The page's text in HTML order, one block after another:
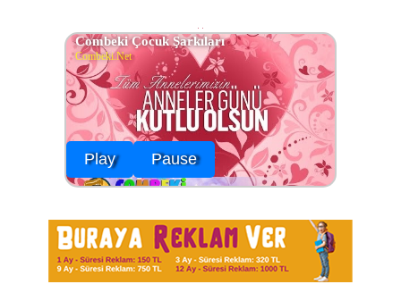
Combeki Çocuk Şarkıları
Combeki.Net
Play Pause